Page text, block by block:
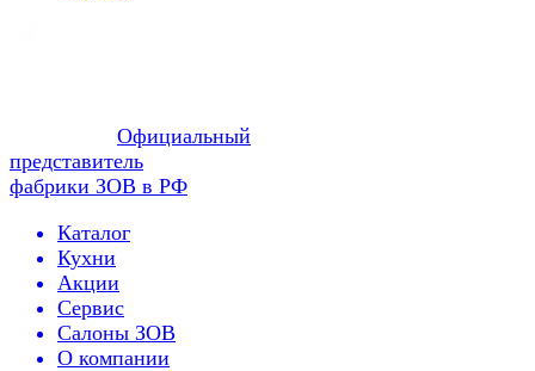
Официальный
представитель
фабрики ЗОВ в РФ
Каталог
Кухни
Акции
Сервис
Салоны ЗОВ
О компании